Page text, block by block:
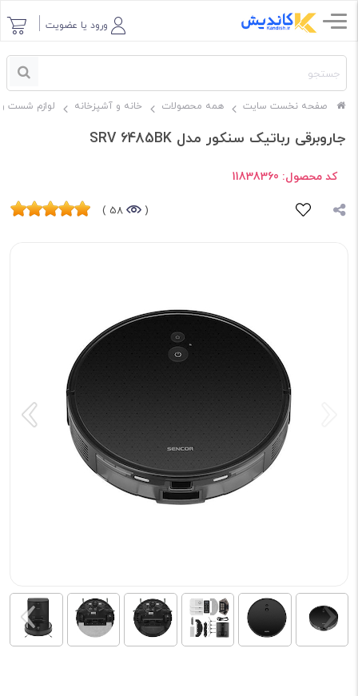
ورود یا عضویت
صفحه نخست سایت همه محصولات خانه و آشپزخانه لوازم شست
جاروبرقی رباتیک سنکور مدل SRV 6485BK
کد محصول: 11838360
(
58 )